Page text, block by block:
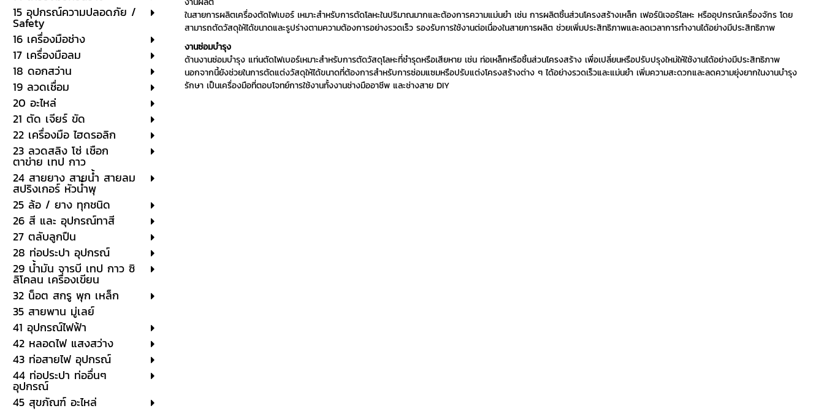
15 อุปกรณ์ความปลอดภัย /
Safety
16 เครื่องมือช่าง
17 เครื่องมือลม
18 ดอกสว่าน
19 ลวดเชื่อม
20 อะไหล่
21 ตัด เจียร์ ขัด
22 เครื่องมือ ไฮดรอลิก
23 ลวดสลิง โซ่ เชือก
ตาข่าย เทป กาว
24 สายยาง สายน้ำ สายลม
สปริงเกอร์ หัวน้ำพุ
25 ล้อ / ยาง ทุกชนิด
26 สี และ อุปกรณ์ทาสี
27 ตลับลูกปืน
28 ท่อประปา อุปกรณ์
29 น้ำมัน จารบี เทป กาว ซิ
ลิโคลน เครื่องเขียน
32 น็อต สกรู พุก เหล็ก
35 สายพาน มู่เลย์
41 อุปกรณ์ไฟฟ้า
42 หลอดไฟ แสงสว่าง
43 ท่อสายไฟ อุปกรณ์
44 ท่อประปา ท่ออื่นๆ
อุปกรณ์
45 สุขภัณฑ์ อะไหล่
ในสายการผลิตเครื่องตัดไฟเบอร์ เหมาะสำหรับการตัดโลหะในปริมาณมากและต้องการความแม่นยำ เช่น การผลิตชิ้นส่วนโครงสร้างเหล็ก เฟอร์นิเจอร์โลหะ หรืออุปกรณ์เครื่องจักร โดย
สามารถตัดวัสดุให้ได้ขนาดและรูปร่างตามความต้องการอย่างรวดเร็ว รองรับการใช้งานต่อเนื่องในสายการผลิต ช่วยเพิ่มประสิทธิภาพและลดเวลาการทำงานได้อย่างมีประสิทธิภาพ
งานซ่อมบำรุง
ด้านงานซ่อมบำรุง แท่นตัดไฟเบอร์เหมาะสำหรับการตัดวัสดุโลหะที่ชำรุดหรือเสียหาย เช่น ท่อเหล็กหรือชิ้นส่วนโครงสร้าง เพื่อเปลี่ยนหรือปรับปรุงใหม่ให้ใช้งานได้อย่างมีประสิทธิภาพ
นอกจากนี้ยังช่วยในการตัดแต่งวัสดุให้ได้ขนาดที่ต้องการสำหรับการซ่อมแซมหรือปรับแต่งโครงสร้างต่าง ๆ ได้อย่างรวดเร็วและแม่นยำ เพิ่มความสะดวกและลดความยุ่งยากในงานบำรุง
รักษา เป็นเครื่องมือที่ตอบโจทย์การใช้งานทั้งงานช่างมืออาชีพ และช่างสาย DIY